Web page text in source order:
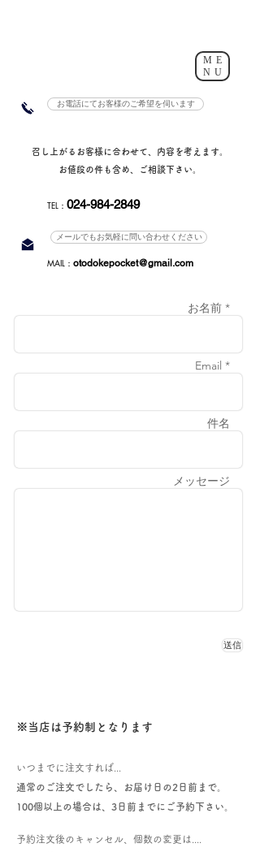
ME
NU
お電話にてお客様のご希望を伺います
TEL： 024-984-2849
MAIL： otodokepocket@gmail.com
メールでもお気軽に問い合わせください
お名前 *
Email *
件名
メッセージ
送信
召し上がるお客様に合わせて、内容を考えます。
お値段の件も含め、ご相談下さい。
※当店は予約制となります
いつまでに注文すれば...
通常のご注文でしたら、お届け日の2日前まで。
100個以上の場合は、3日前までにご予約下さい。
予約注文後のキャンセル、個数の変更は....